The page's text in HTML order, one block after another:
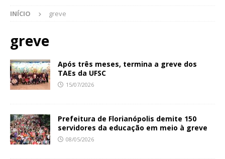
INÍCIO greve
greve
Após três meses, termina a greve dos
TAEs da UFSC
15/07/2026
Prefeitura de Florianópolis demite 150
servidores da educação em meio à greve
08/05/2026